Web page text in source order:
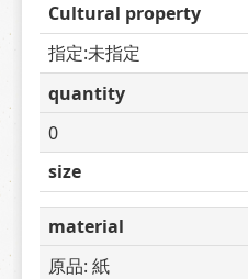
Cultural property
指定:未指定
quantity
0
size
material
原品: 紙